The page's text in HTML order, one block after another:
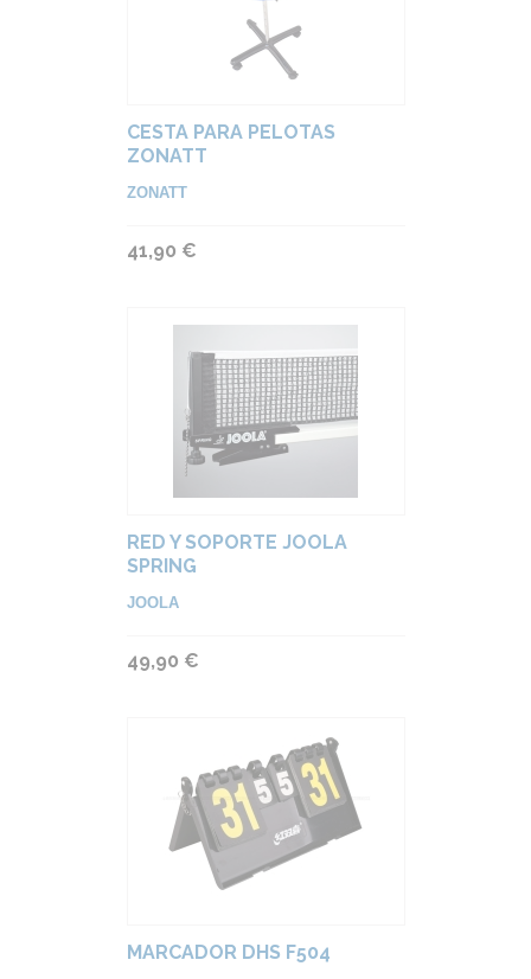
CESTA PARA PELOTAS
ZONATT
ZONATT
41,90 €
RED Y SOPORTE JOOLA
SPRING
JOOLA
49,90 €
MARCADOR DHS F504